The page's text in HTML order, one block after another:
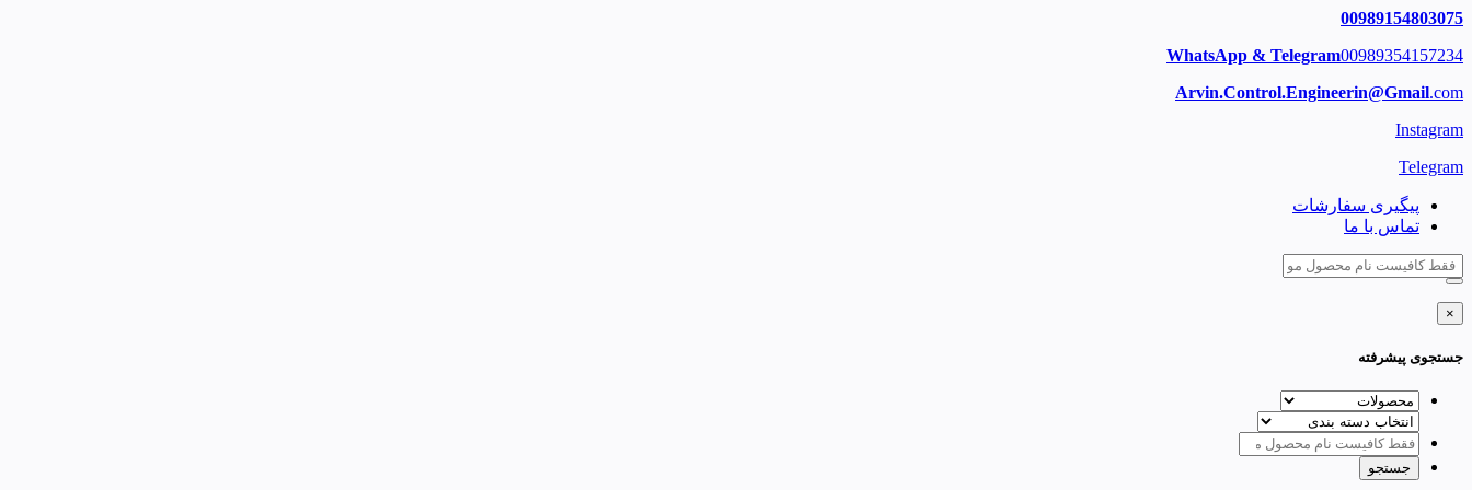
00989154803075
WhatsApp & Telegram00989354157234
Arvin.Control.Engineerin@Gmail.com
Instagram
Telegram
پیگیری سفارشات
تماس با ما
×
جستجوی پیشرفته